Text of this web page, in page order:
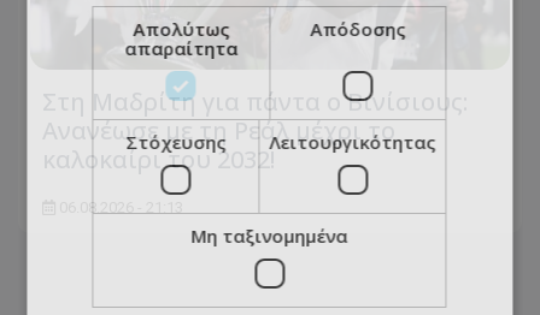
Στη Μαδρίτη για πάντα ο Βινίσιους:
Ανανέωσε με τη Ρεάλ μέχρι το
καλοκαίρι του 2032!
Απολύτως
απαραίτητα
Απόδοσης
Στόχευσης Λειτουργικότητας
Μη ταξινομημένα